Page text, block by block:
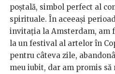
poştală, simbol perfect al
spirituale. În aceeaşi
invitaţia la Amsterdam, am
la un festival al artelor în
pentru câteva zile,
meu iubit, dar am promis să